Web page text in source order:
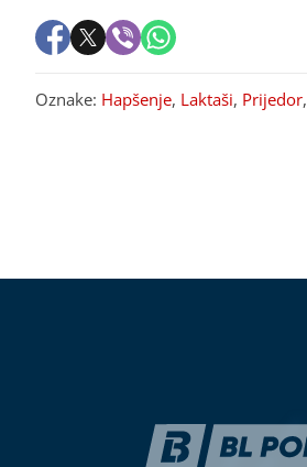
Oznake: Hapšenje, Laktaši, Prijedor,